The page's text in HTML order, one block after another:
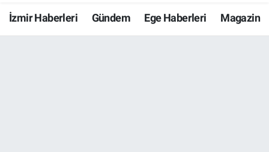
İzmir Haberleri Gündem Ege Haberleri Magazin
Resmi İlanlar